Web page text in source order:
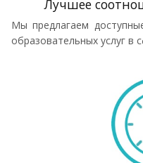
Лучшее
Мы предлагаем
образовательных услуг